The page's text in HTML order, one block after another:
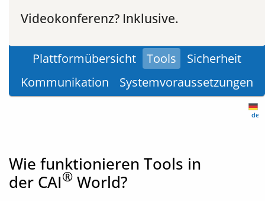
Videokonferenz? Inklusive.
Plattformübersicht Tools
Sicherheit
Kommunikation
Systemvoraussetzungen
de-
Wie funktionieren Tools in
der CAI® World?